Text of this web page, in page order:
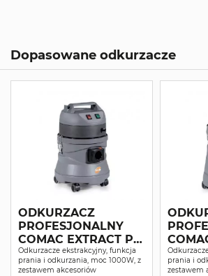
Dopasowane odkurzacze
ODKURZACZ
PROFESJONALNY
COMAC EXTRACT P12
SUCHO-MOKRO
Odkurzacze ekstrakcyjny, funkcja
prania i odkurzania, moc 1000W, z
zestawem akcesoriów
P25
prania i
zestawem